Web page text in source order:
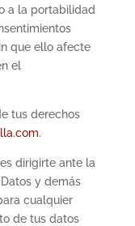
a la portabilidad
que ello afecte
el
tus derechos
.
dirigirte ante la
y demás
cualquier
de tus datos